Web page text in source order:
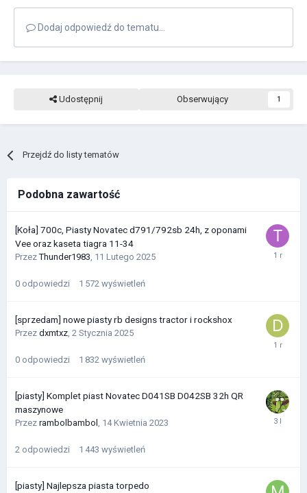
Dodaj odpowiedź do tematu...
Udostępnij Obserwujący 1
Przejdź do listy tematów
Podobna zawartość
[Koła] 700c, Piasty Novatec d791/792sb 24h, z oponami
Vee oraz kaseta tiagra 11-34
PrzezThunder1983, 11 Lutego 2025
0 odpowiedzi 1 572 wyświetleń
[sprzedam] nowe piasty rb designs tractor i rockshox
Przez dxmtxz, 2 Stycznia 2025
0 odpowiedzi 1 832 wyświetleń
[piasty] Komplet piast Novatec D041SB D042SB 32h QR
maszynowe
Przez rambolbambol , 14 Kwietnia 2023
2 odpowiedzi 1 443 wyświetleń
[piasty] Najlepsza piasta torpedo